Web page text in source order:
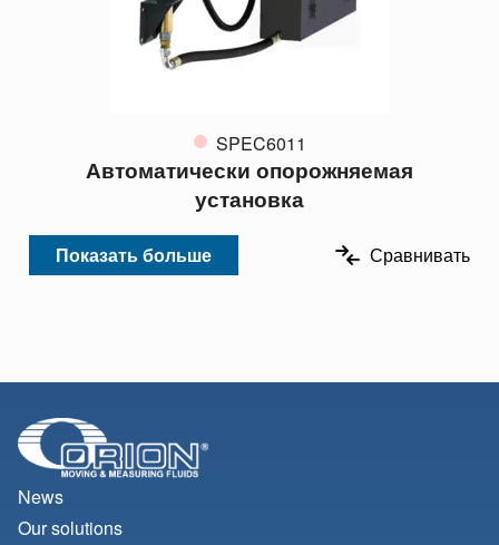
SPEC6011
Автоматически опорожняемая
установка
Показать больше Сравнивать
News
Our solutions